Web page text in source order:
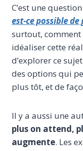
C’est une
est-ce possible de
surtout, comment
idéaliser cette
d’explorer ce
des options qui
plus tôt, et de
Il y a aussi une
plus on attend,
augmente. Les